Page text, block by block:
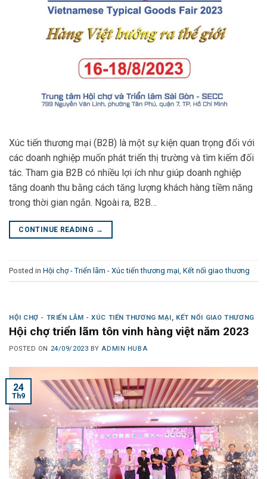
Xúc tiến thương mại (B2B) là một sự kiện quan trọng đối với
các doanh nghiệp muốn phát triển thị trường và tìm kiếm đối
tác. Tham gia B2B có nhiều lợi ích như giúp doanh nghiệp
tăng doanh thu bằng cách tăng lượng khách hàng tiềm năng
trong thời gian ngắn. Ngoài ra, B2B…
CONTINUE READING →
Posted in Hội chợ - Triển lãm - Xúc tiến thương mại Kết nối giao thương
HỘI CHỢ - TRIỂN LÃM - XÚC TIẾN THƯƠNG MẠI , KẾT NỐI GIAO THƯƠNG
Hội chợ triển lãm tôn vinh hàng việt năm 2023
POSTED ON 24/09/2023 BYADMIN HUBA
24
Th9